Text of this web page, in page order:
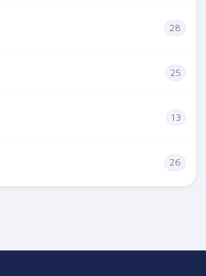
28
25
13
26